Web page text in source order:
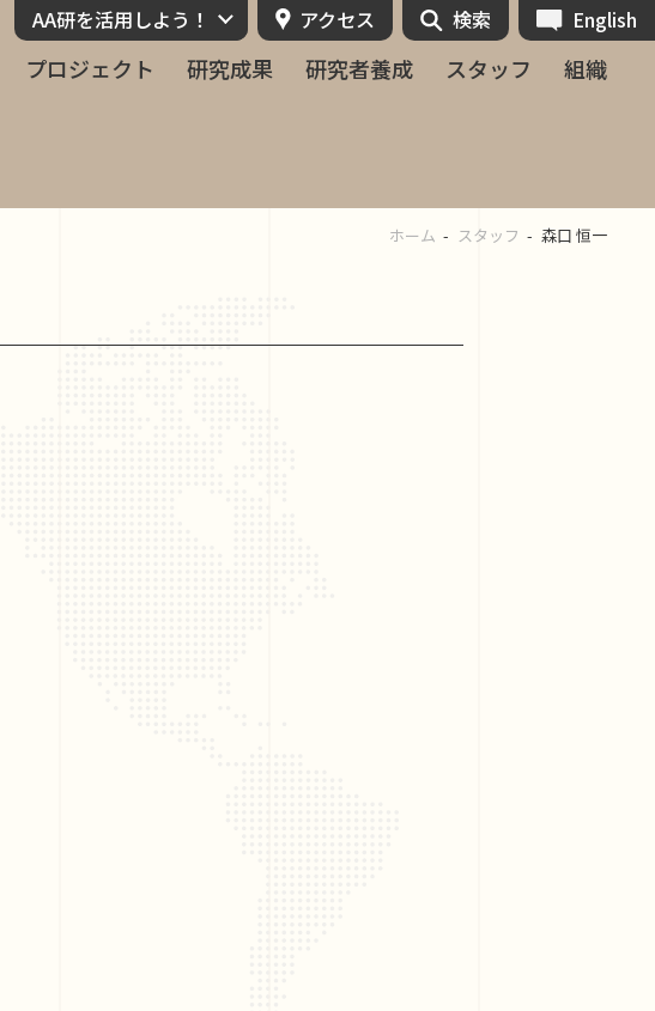
プロジェクト 研究成果 研究者養成 スタッフ 組織
AA研を活用しよう！ アクセス 検索 English
ホーム スタッフ 森口 恒一